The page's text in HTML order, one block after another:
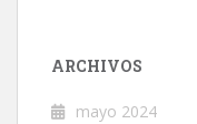
ARCHIVOS
mayo 2024